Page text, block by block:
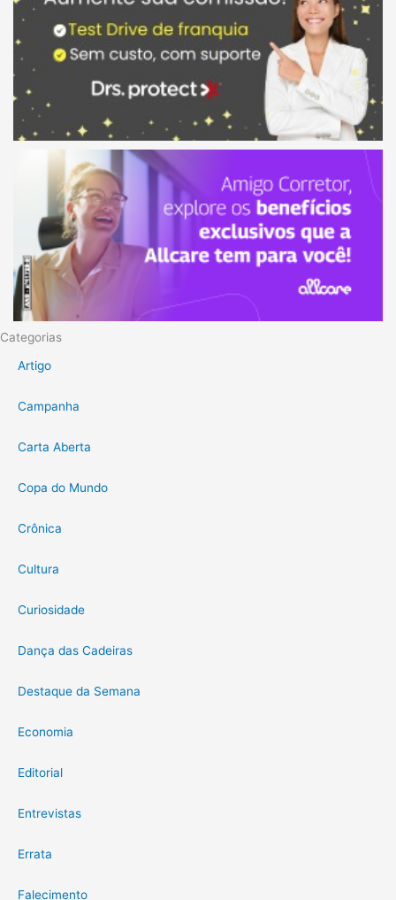
Categorias
Artigo
Campanha
Carta Aberta
Copa do Mundo
Crônica
Cultura
Curiosidade
Dança das Cadeiras
Destaque da Semana
Economia
Editorial
Entrevistas
Errata
Falecimento